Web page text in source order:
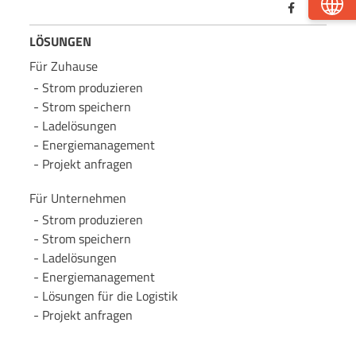
LÖSUNGEN
Für Zuhause
Strom produzieren
Strom speichern
Lade­lösungen
Energie­management
Projekt anfragen
Für Unternehmen
Strom produzieren
Strom speichern
Lade­lösungen
Energie­management
Lösungen für die Logistik
Projekt anfragen